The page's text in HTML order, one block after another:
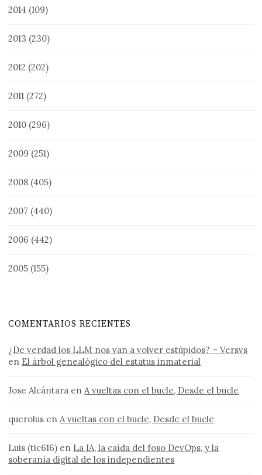
2014 (109)
2013 (230)
2012 (202)
2011 (272)
2010 (296)
2009 (251)
2008 (405)
2007 (440)
2006 (442)
2005 (155)
COMENTARIOS RECIENTES
¿De verdad los LLM nos van a volver estúpidos? – Versvs
en El árbol genealógico del estatus inmaterial
Jose Alcántara enA vueltas con el bucle, Desde el bucle
querolus enA vueltas con el bucle, Desde el bucle
Luis (tic616) en La IA, la caída del foso DevOps, y la
soberanía digital de los independientes